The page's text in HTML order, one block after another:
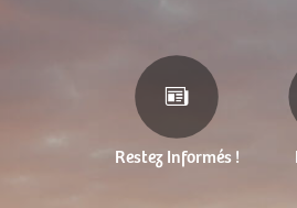
Restez Informés !